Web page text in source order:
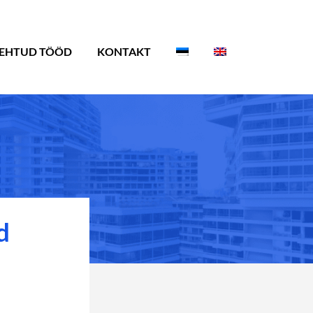
TÖÖD KONTAKT